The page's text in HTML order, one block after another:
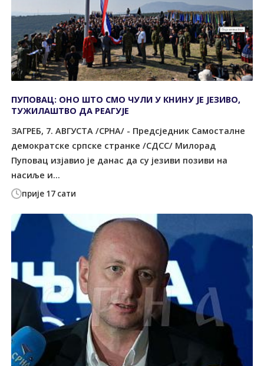
прије 17 сати
ПУПОВАЦ: ОНО ШТО СМО ЧУЛИ У КНИНУ ЈЕ ЈЕЗИВО,
ТУЖИЛАШТВО ДА РЕАГУЈЕ
ЗАГРЕБ, 7. АВГУСТА /СРНА/ - Предсједник Самосталне
демократске српске странке /СДСС/ Милорад
Пуповац изјавио је данас да су језиви позиви на
насиље и...